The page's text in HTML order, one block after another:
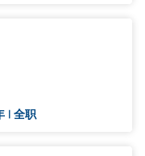
| 全职